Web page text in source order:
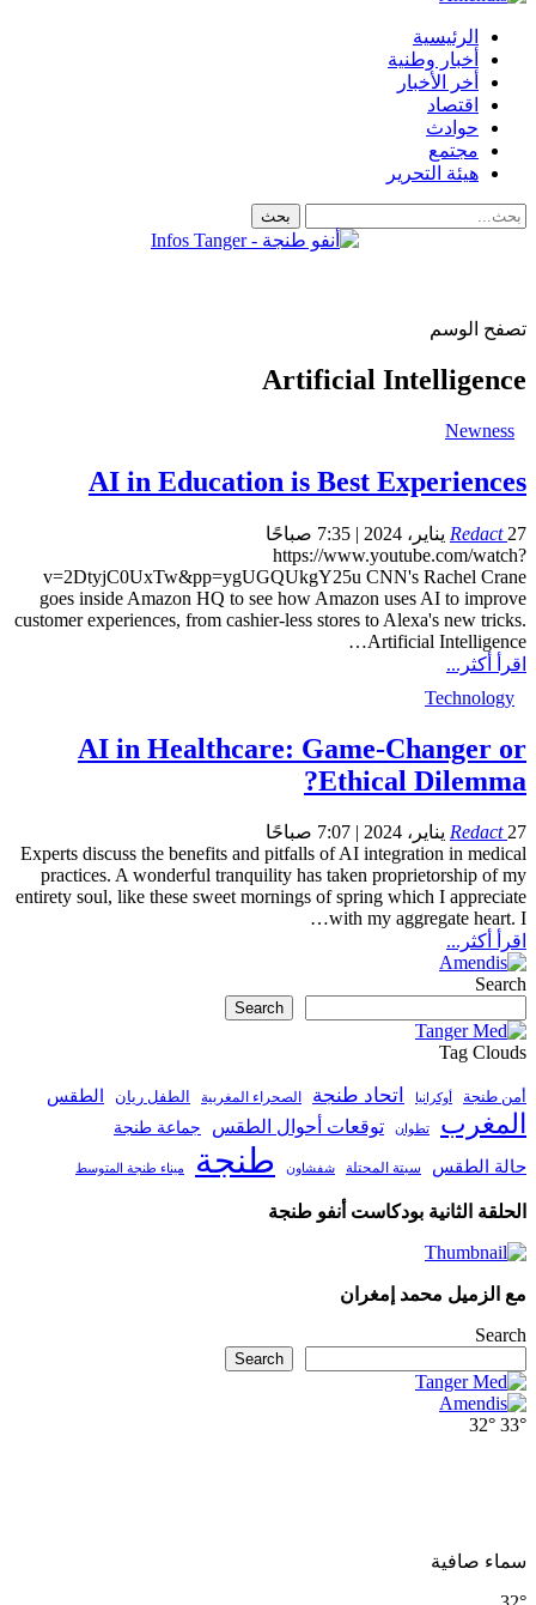
الرئيسية
أخبار وطنية
أخر الأخبار
اقتصاد
حوادث
مجتمع
هيئة التحرير
تصفح الوسم
Artificial Intelligence
Newness
AI in Education is Best Experiences
Redact 27 يناير، 2024 | 7:35 صباحًا
https://www.youtube.com/watch?
v=2DtyjC0UxTw&pp=ygUGQUkgY25u CNN's Rachel Crane
goes inside Amazon HQ to see how Amazon uses AI to improve
customer experiences, from cashier-less stores to Alexa's new tricks.
Artificial Intelligence
…
اقرأ أكثر...
Technology
AI in Healthcare: Game-Changer or
Ethical Dilemma?
Redact27 يناير، 2024 | 7:07 صباحًا
Experts discuss the benefits and pitfalls of AI integration in medical
practices. A wonderful tranquility has taken proprietorship of my
entirety soul, like these sweet mornings of spring which I appreciate
with my aggregate heart. I
…
اقرأ أكثر...
Search
Search
Tag Clouds
أمن طنجة أوكرانيا اتحاد طنجة الصحراء المغربية الطفل ريان الطقس
المغرب تطوان توقعات أحوال الطقس جماعة طنجة
حالة الطقس سبتة المحتلة شفشاون طنجة ميناء طنجة المتوسط
الحلقة الثانية بودكاست أنفو طنجة
مع الزميل محمد إمغران
Search
Search
33°
32°
سماء صافية